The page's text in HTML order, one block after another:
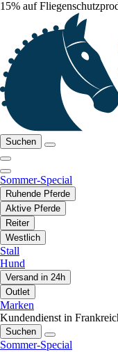
15% auf
Suchen
Sommer-Special
Ruhende Pferde
Aktive Pferde
Reiter
Westlich
Stall
Hund
Versand in 24h
Outlet
Marken
Kundendienst in
Suchen
Sommer-Special